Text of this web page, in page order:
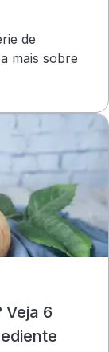
de
mais sobre
Veja 6